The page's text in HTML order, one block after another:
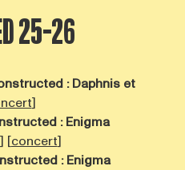
25-26
: Daphnis et
]
: Enigma
] [concert]
: Enigma